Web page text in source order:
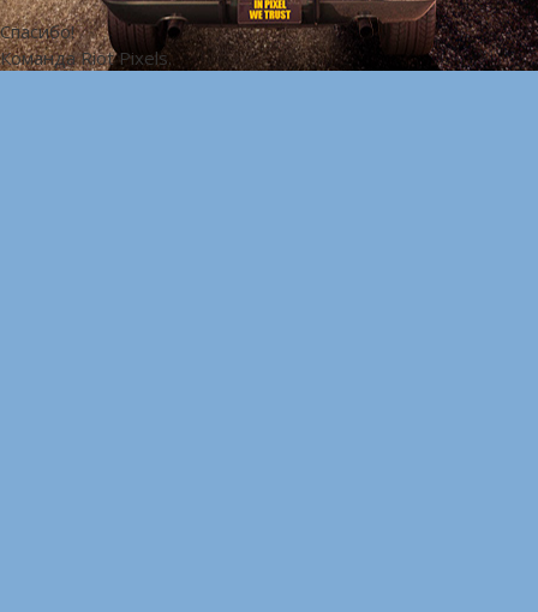
Спасибо!
Команда Riot Pixels.